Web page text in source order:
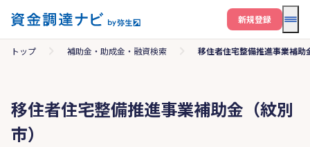
メ
新規登録
トップ 補助金・助成金・融資検索 移住者住宅整備推進事業補助
移住者住宅整備推進事業補助金（紋別
市）